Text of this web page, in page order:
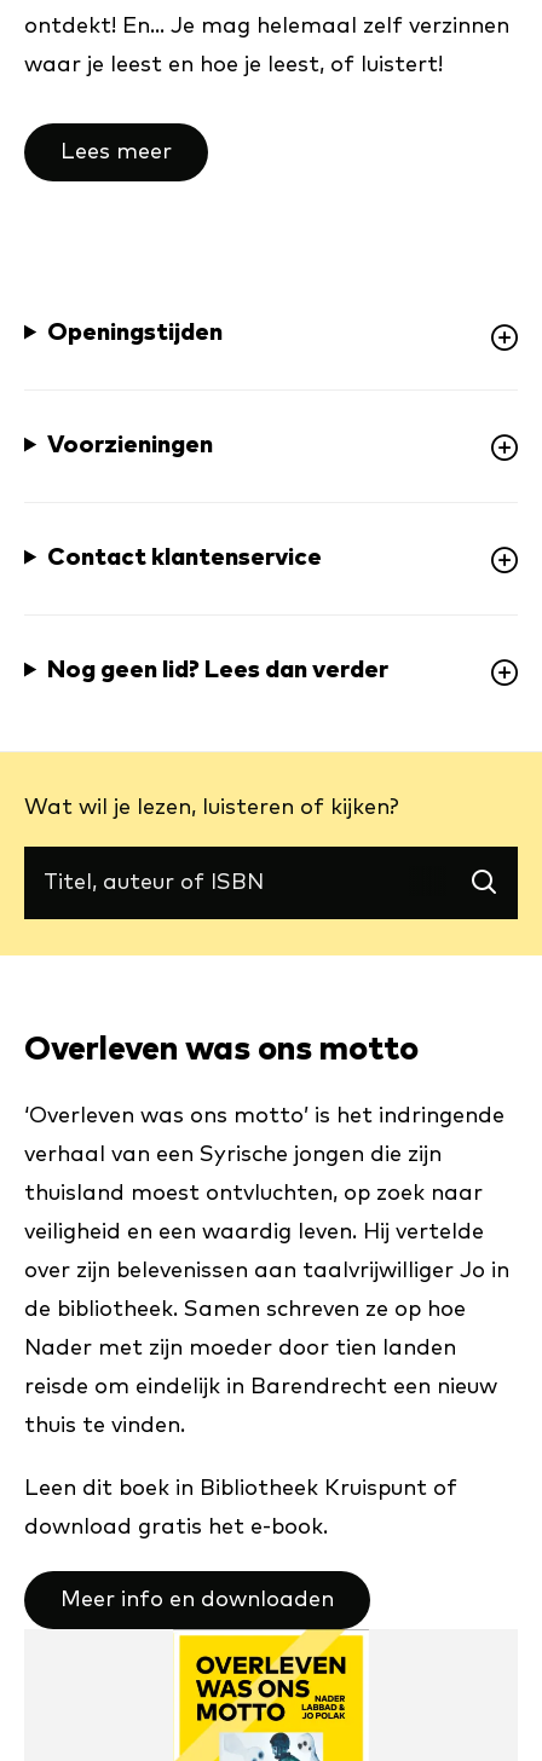
ontdekt! En... Je mag helemaal zelf verzinnen
waar je leest en hoe je leest, of luistert!
Lees meer
Openingstijden
Voorzieningen
Contact klantenservice
Nog geen lid? Lees dan verder
Wat wil je lezen, luisteren of kijken?
link)
Overleven was ons motto
‘Overleven was ons motto’ is het indringende
verhaal van een Syrische jongen die zijn
thuisland moest ontvluchten, op zoek naar
veiligheid en een waardig leven. Hij vertelde
over zijn belevenissen aan taalvrijwilliger Jo in
de bibliotheek. Samen schreven ze op hoe
Nader met zijn moeder door tien landen
reisde om eindelijk in Barendrecht een nieuw
thuis te vinden.
Leen dit boek in Bibliotheek Kruispunt of
download gratis het e-book.
Meer info en downloaden